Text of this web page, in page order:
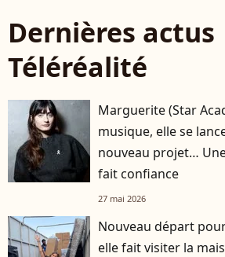
Dernières actus
Téléréalité
Marguerite (Star
musique, elle se
nouveau projet…
fait confiance
27 mai 2026
Nouveau départ
elle fait visiter la